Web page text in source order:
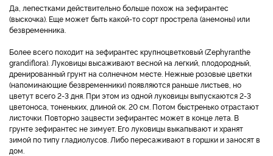
Да, лепестками действительно больше похож на зефирантес
(выскочка). Еще может быть какой-то сорт прострела (анемоны) или
безвременника.
Более всего походит на зефирантес крупноцветковый (Zephyranthe
grandiflora). Луковицы высаживают весной на легкий, плодородный,
дренированный грунт на солнечном месте. Нежные розовые цветки
(напоминающие безвременники) появляются раньше листьев, но
цветут всего 2-3 дня. При этом из одной луковицы выпускаются 2-3
цветоноса, тоненьких, длиной ок. 20 см. Потом быстренько отрастают
листочки. Повторно зацвести зефирантес может в конце лета. В
грунте зефирантес не зимует. Его луковицы выкапывают и хранят
зимой по типу гладиолусов. Либо пересаживают в горшки и заносят в
дом.